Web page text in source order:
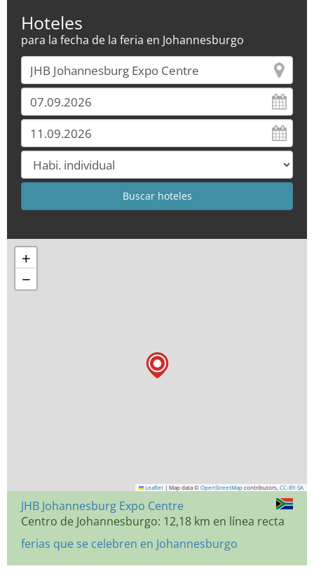
Hoteles
para la fecha de la feria en Johannesburgo
+
−
Leaflet | Map data © OpenStreetMap contributors, CC-BY-SA
JHB Johannesburg Expo Centre
Centro de Johannesburgo: 12,18 km en línea recta
ferias que se celebren en Johannesburgo